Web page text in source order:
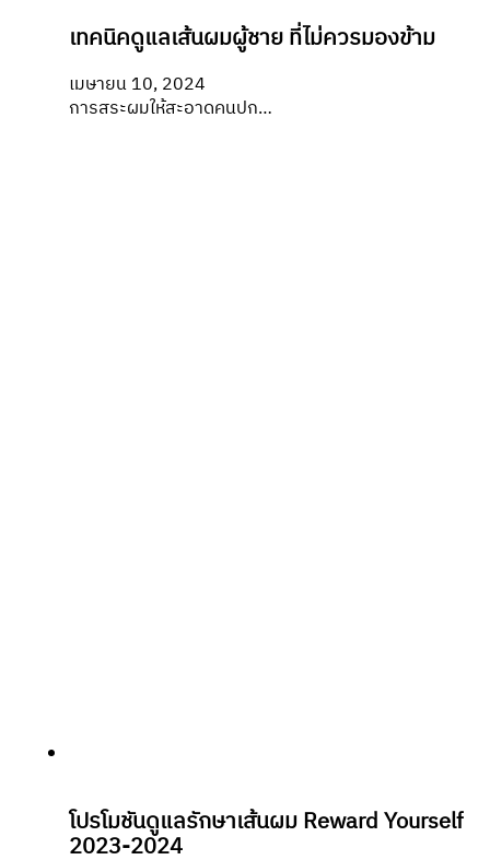
เทคนิคดูแลเส้นผมผู้ชาย ที่ไม่ควรมองข้าม
เมษายน 10, 2024
การสระผมให้สะอาดคนปก…
โปรโมชันดูแลรักษาเส้นผม Reward Yourself
2023-2024